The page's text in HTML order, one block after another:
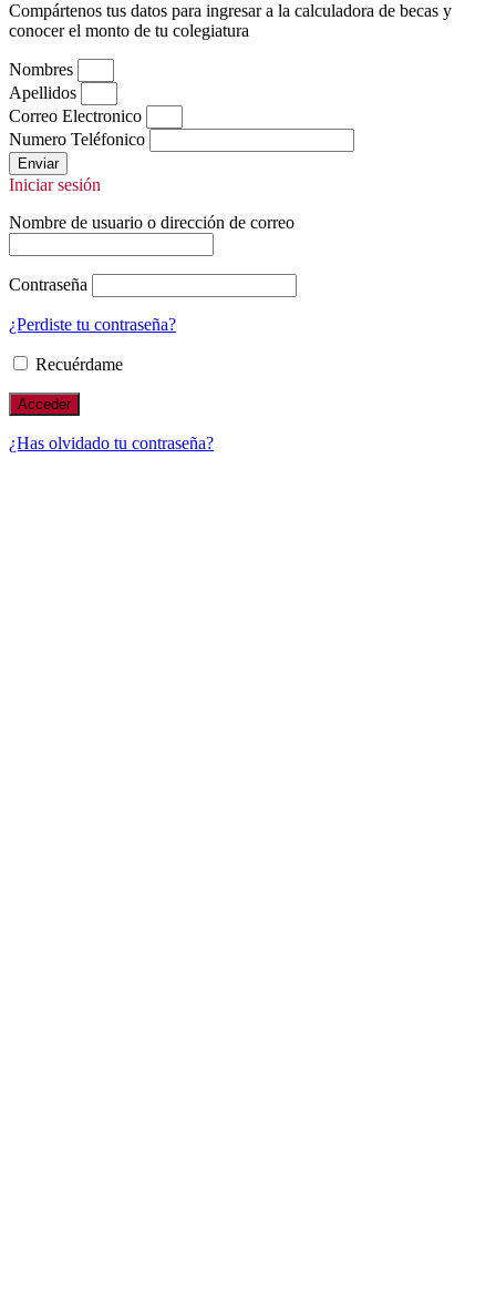
Compártenos tus datos para ingresar a la calculadora de becas y
conocer el monto de tu colegiatura
Nombres
Apellidos
Correo Electronico
Numero Teléfonico
Enviar
Iniciar sesión
Nombre de usuario o dirección de correo
Contraseña
¿Perdiste tu contraseña?
Recuérdame
¿Has olvidado tu contraseña?